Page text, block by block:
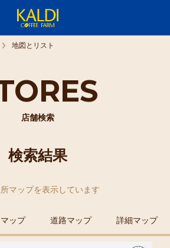
店舗検索
地図とリスト
検索結果
マップを表示しています
ップ 道路マップ 詳細マップ